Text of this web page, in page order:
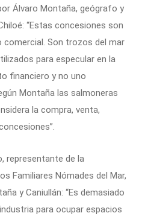
Álvaro Montaña, geógrafo y
“Estas concesiones son
comercial. Son trozos del mar
para especular en la
financiero y no uno
Montaña las salmoneras
la compra, venta,
representante de la
Familiares Nómades del Mar,
y Caniullán: “Es demasiado
para ocupar espacios